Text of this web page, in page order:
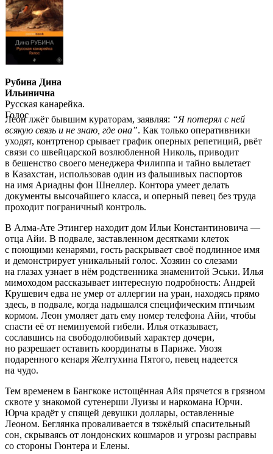
Рубина Дина
Ильинична
Русская канарейка.
Голос
Леон лжёт бывшим кураторам, заявляя: “Я потерял с ней
всякую связь и не знаю, где она”. Как только оперативники
уходят, контртенор срывает график оперных репетиций, рвёт
связи со швейцарской возлюбленной Николь, приводит
в бешенство своего менеджера Филиппа и тайно вылетает
в Казахстан, использовав один из фальшивых паспортов
на имя Ариадны фон Шнеллер. Контора умеет делать
документы высочайшего класса, и оперный певец без труда
проходит пограничный контроль.
В Алма-Ате Этингер находит дом Ильи Константиновича —
отца Айи. В подвале, заставленном десятками клеток
с поющими кенарями, гость раскрывает своё подлинное имя
и демонстрирует уникальный голос. Хозяин со слезами
на глазах узнает в нём родственника знаменитой Эськи. Илья
мимоходом рассказывает интересную подробность: Андрей
Крушевич едва не умер от аллергии на уран, находясь прямо
здесь, в подвале, когда надышался специфическим птичьим
кормом. Леон умоляет дать ему номер телефона Айи, чтобы
спасти её от неминуемой гибели. Илья отказывает,
сославшись на свободолюбивый характер дочери,
но разрешает оставить координаты в Париже. Увозя
подаренного кенаря Желтухина Пятого, певец надеется
на чудо.
Тем временем в Бангкоке истощённая Айя прячется в грязном
сквоте у знакомой сутенерши Луизы и наркомана Юрчи.
Юрча крадёт у спящей девушки доллары, оставленные
Леоном. Беглянка проваливается в тяжёлый спасительный
сон, скрываясь от лондонских кошмаров и угрозы расправы
со стороны Гюнтера и Елены.